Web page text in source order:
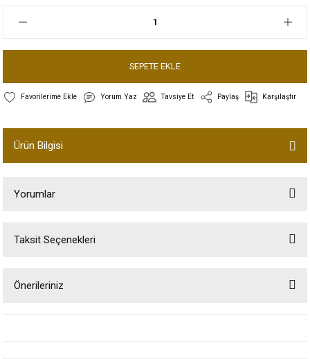
SEPETE EKLE
Yorum Yaz Tavsiye Et Paylaş Karşılaştır
Ürün Bilgisi
Yorumlar
Taksit Seçenekleri
Önerileriniz